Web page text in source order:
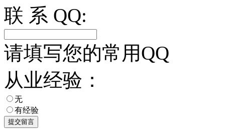
联 系 QQ:
请填写您的常用QQ
从业经验：
无
有经验